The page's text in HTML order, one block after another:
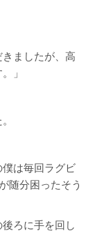
ましたが、高
」
。
は毎回ラグビ
随分困ったそう
ろに手を回し